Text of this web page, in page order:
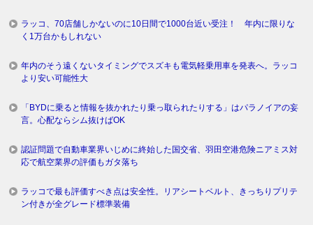
ラッコ、70店舗しかないのに10日間で1000台近い受注！ 年内に限りな
く1万台かもしれない
年内のそう遠くないタイミングでスズキも電気軽乗用車を発表へ。ラッコ
より安い可能性大
「BYDに乗ると情報を抜かれたり乗っ取られたりする」はパラノイアの妄
言。心配ならシム抜けばOK
認証問題で自動車業界いじめに終始した国交省、羽田空港危険ニアミス対
応で航空業界の評価もガタ落ち
ラッコで最も評価すべき点は安全性。リアシートベルト、きっちりプリテ
ン付きが全グレード標準装備